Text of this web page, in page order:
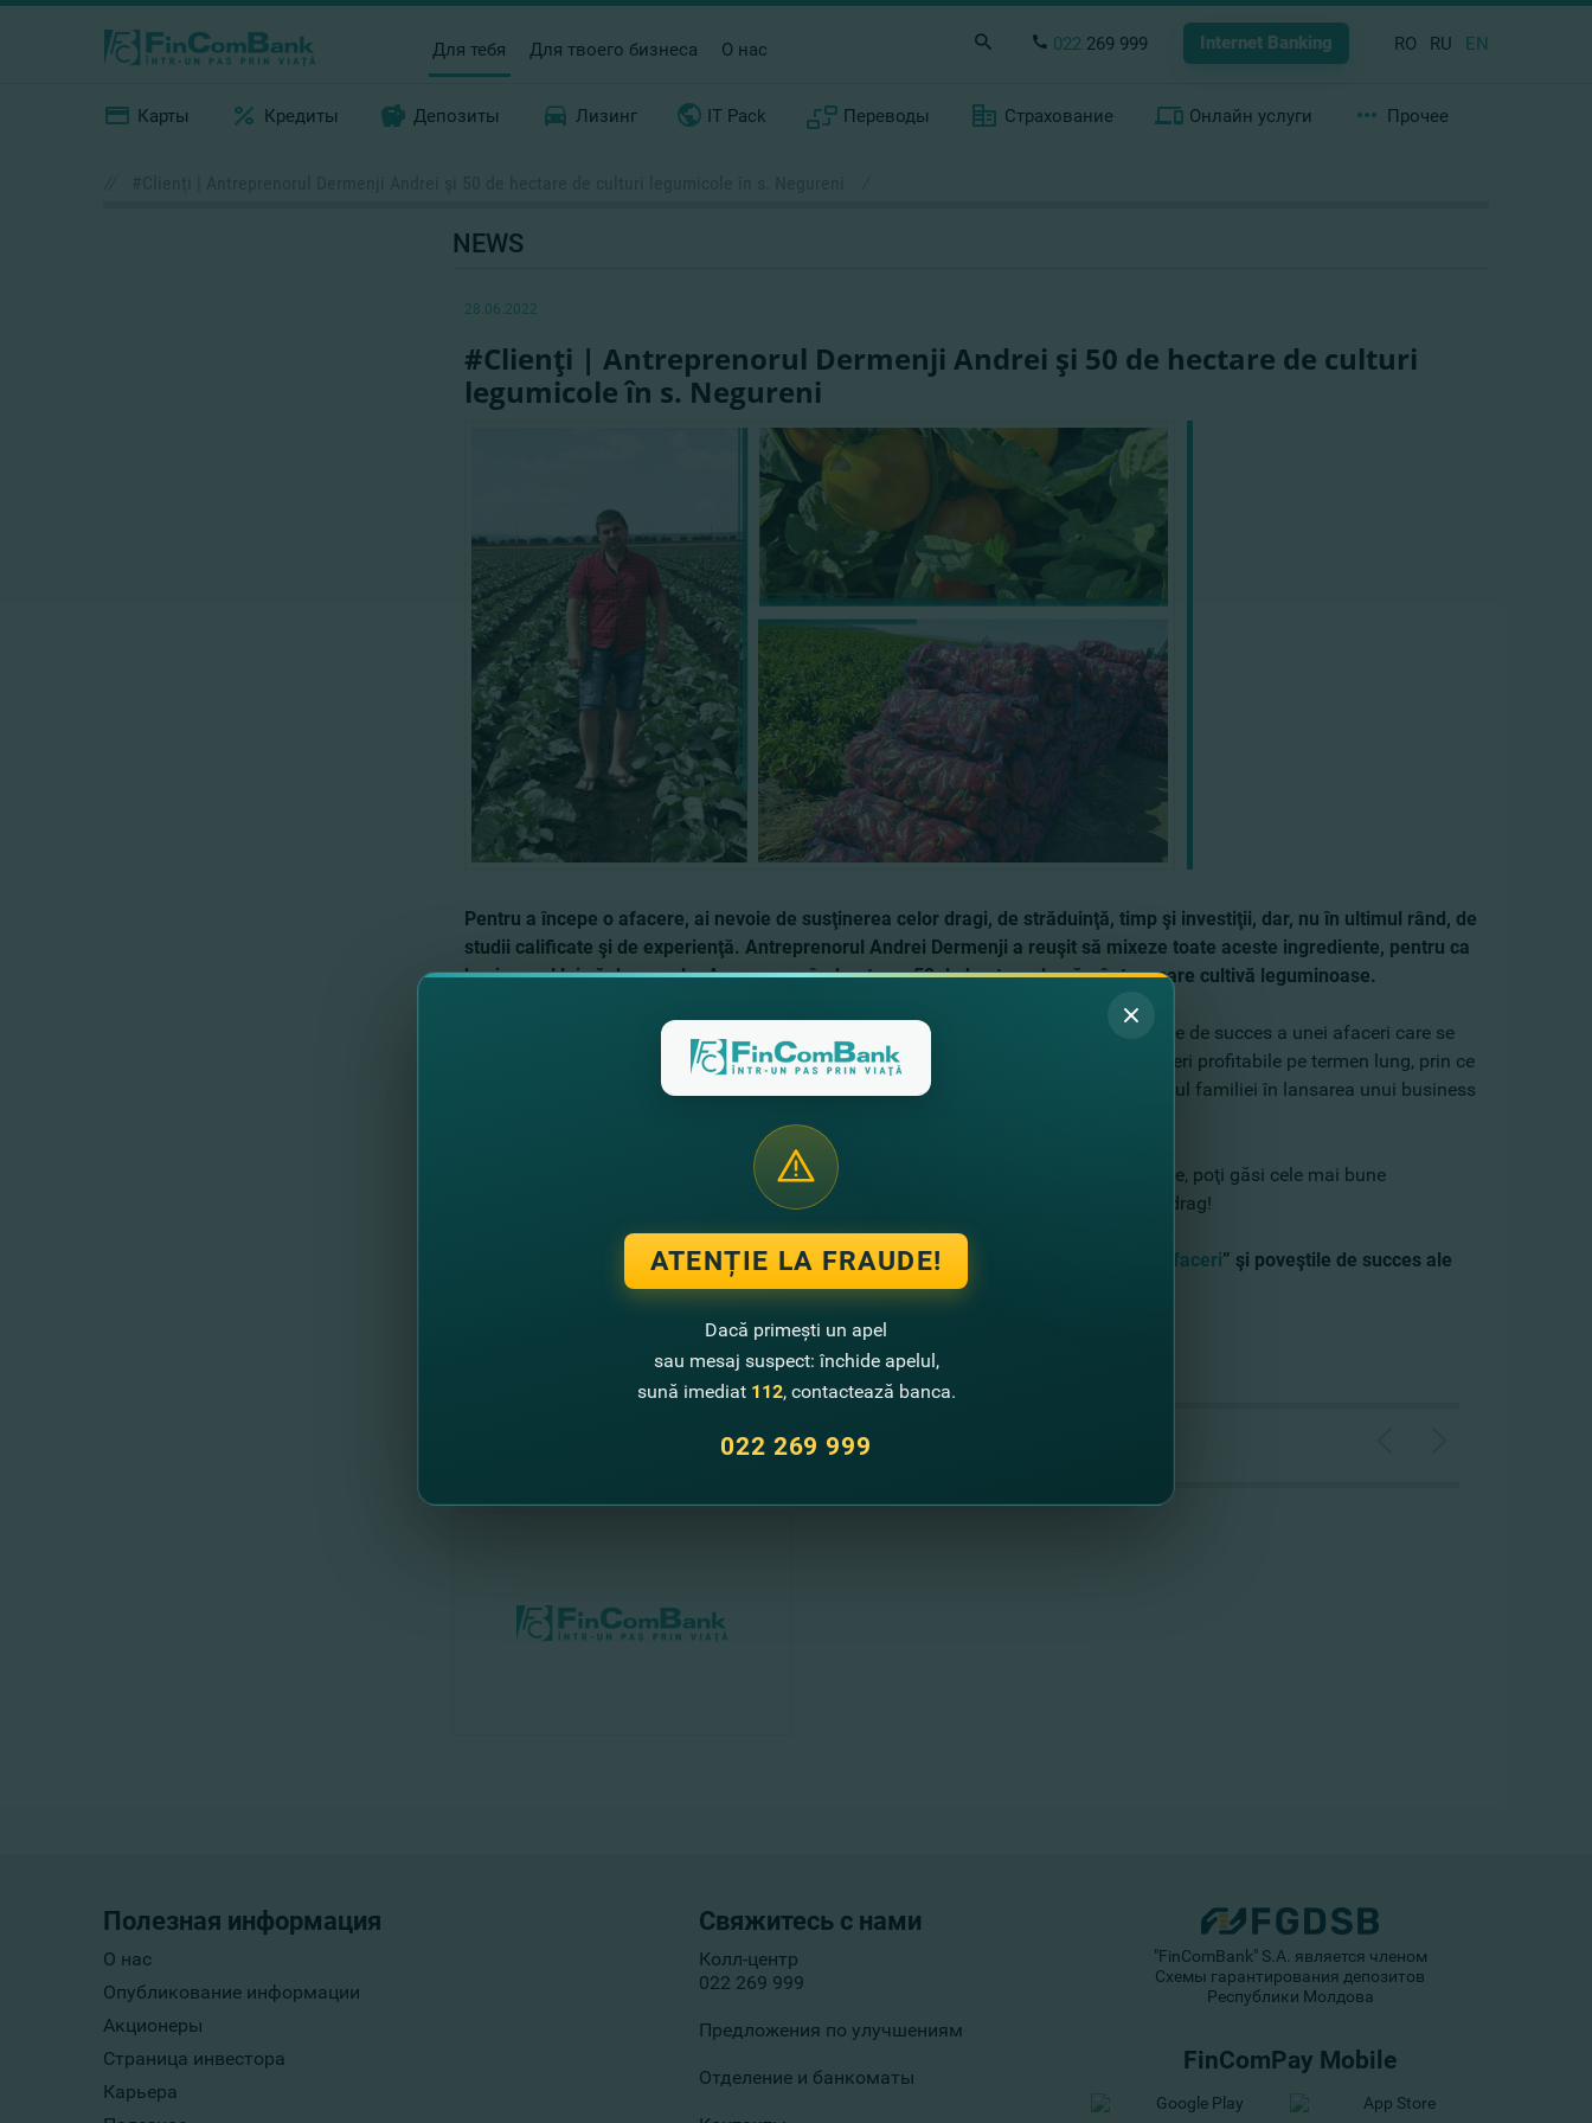
Для тебя Для твоего бизнеса О нас 022 269 999 Internet Banking RO RU EN
Карты Кредиты Депозиты Лизинг IT Pack Переводы Страхование Онлайн услуги Прочее
NEWS
28.06.2022
#Clienţi | Antreprenorul Dermenji Andrei şi 50 de hectare de culturi
legumicole în s. Negureni
Pentru a începe o afacere, ai nevoie de susţinerea celor dragi, de străduinţă, timp şi investiţii, dar, nu în ultimul rând, de
studii calificate şi de experienţă. Antreprenorul Andrei Dermenji a reuşit să mixeze toate aceste ingrediente, pentru ca
businessul lui să dea roade. Acum, se mândreşte cu 50 de hectare de pământ pe care cultivă leguminoase.
Urmăreşte reportajul realizat de
, pentru a face cunoştinţă cu poveste de succes a unei afaceri care se
ocupă cu culturile legumicole. Te invităm să afla care este cheia succesului unei afaceri profitabile pe termen lung, prin ce
etape a trecut fermierul în activitatea sa ca antreprenor şi cât de mult contează sprijinul familiei în lansarea unui business
Iar dacă şi tu eşti în căutarea legumelor numai bune de o salată sau pentru alte bucate, poţi găsi cele mai bune
ingrediente în satul Negureni, raionul Teleneşti, unde familia Dermenji te aşteaptă cu drag!
Vă invităm să urmăriţi campania „ #FinComBusiness – preţuim oameni, încurajăm afaceri” şi poveştile de succes ale
antreprenorilor pe site-ul nostru.
Полезная информация
О нас
Опубликование информации
Акционеры
Страница инвестора
Карьера
Свяжитесь с нами
Колл-центр
022 269 999
Предложения по улучшениям
Отделение и банкоматы
"FinComBank" S.A. является членом
Схемы гарантирования депозитов
Республики Молдова
FinComPay Mobile
ATENȚIE LA FRAUDE!
Dacă primești un apel
sau mesaj suspect: închide apelul,
sună imediat 112, contactează banca.
022 269 999